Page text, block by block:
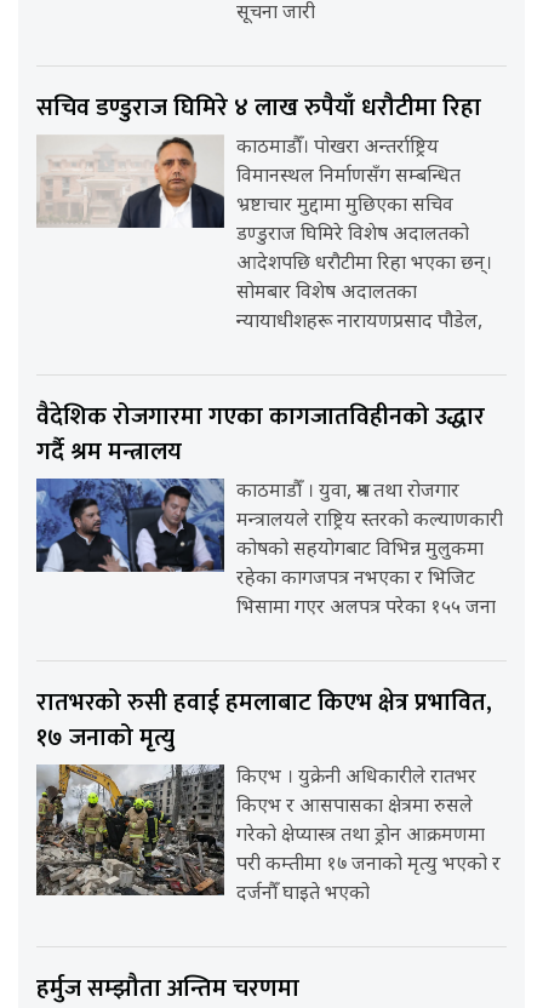
सूचना जारी
सचिव डण्डुराज घिमिरे ४ लाख रुपैयाँ धरौटीमा रिहा
काठमाडौँ। पोखरा अन्तर्राष्ट्रिय
विमानस्थल निर्माणसँग सम्बन्धित
भ्रष्टाचार मुद्दामा मुछिएका सचिव
डण्डुराज घिमिरे विशेष अदालतको
आदेशपछि धरौटीमा रिहा भएका छन्।
सोमबार विशेष अदालतका
न्यायाधीशहरू नारायणप्रसाद पौडेल,
वैदेशिक रोजगारमा गएका कागजातविहीनको उद्धार
गर्दै श्रम मन्त्रालय
काठमाडौँ । युवा, श्रम तथा रोजगार
मन्त्रालयले राष्ट्रिय स्तरको कल्याणकारी
कोषको सहयोगबाट विभिन्न मुलुकमा
रहेका कागजपत्र नभएका र भिजिट
भिसामा गएर अलपत्र परेका १५५ जना
रातभरको रुसी हवाई हमलाबाट किएभ क्षेत्र प्रभावित,
१७ जनाको मृत्यु
किएभ । युक्रेनी अधिकारीले रातभर
किएभ र आसपासका क्षेत्रमा रुसले
गरेको क्षेप्यास्त्र तथा ड्रोन आक्रमणमा
परी कम्तीमा १७ जनाको मृत्यु भएको र
दर्जनौँ घाइते भएको
हर्मुज सम्झौता अन्तिम चरणमा